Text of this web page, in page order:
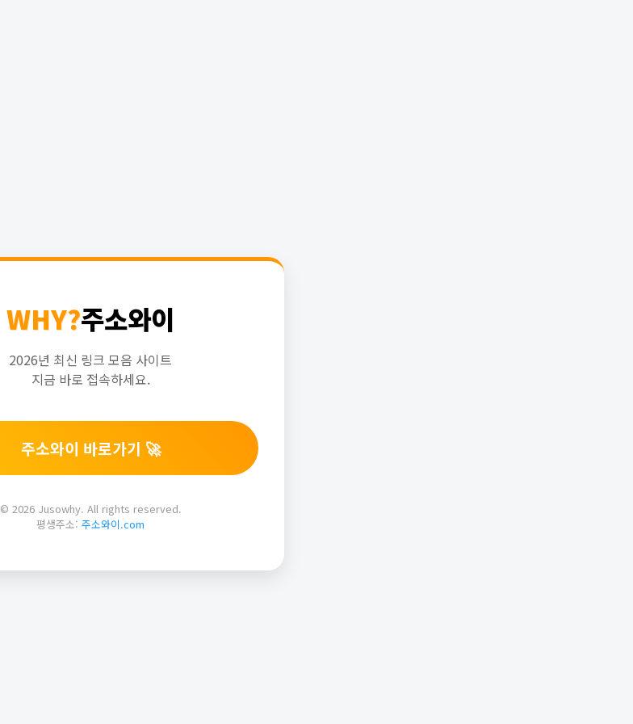
WHY?주소와이
2026년 최신 링크 모음 사이트
지금 바로 접속하세요.
주소와이 바로가기 🚀
© 2026 Jusowhy. All rights reserved.
평생주소: 주소와이.com